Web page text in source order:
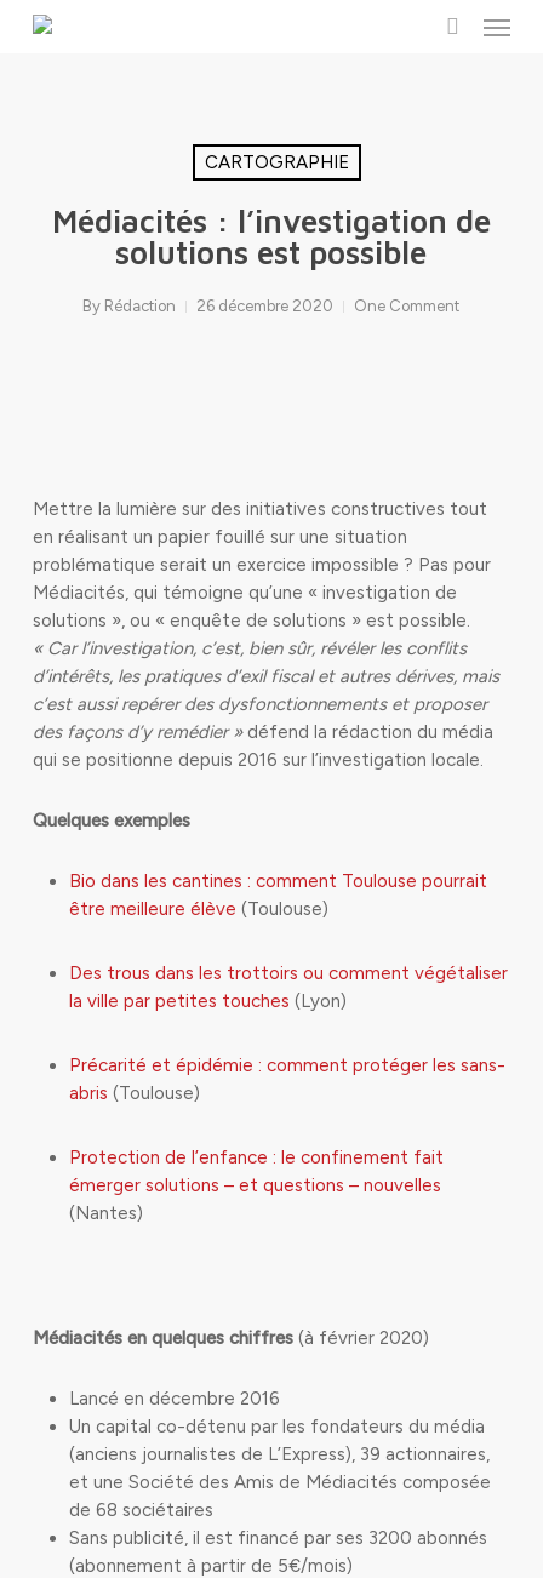
Menu
CARTOGRAPHIE
Médiacités : l’investigation de
solutions est possible
By Rédaction 26 décembre 2020 One Comment
Mettre la lumière sur des initiatives constructives tout
en réalisant un papier fouillé sur une situation
problématique serait un exercice impossible ? Pas pour
Médiacités, qui témoigne qu’une « investigation de
solutions », ou « enquête de solutions » est possible.
« Car l’investigation, c’est, bien sûr, révéler les conflits
d’intérêts, les pratiques d’exil fiscal et autres dérives, mais
c’est aussi repérer des dysfonctionnements et proposer
des façons d’y remédier »défend la rédaction du média
qui se positionne depuis 2016 sur l’investigation locale.
Quelques exemples
Bio dans les cantines : comment Toulouse pourrait
être meilleure élève (Toulouse)
Des trous dans les trottoirs ou comment végétaliser
la ville par petites touches (Lyon)
Précarité et épidémie : comment protéger les sans-
abris (Toulouse)
Protection de l’enfance : le confinement fait
émerger solutions – et questions – nouvelles
(Nantes)
Médiacités en quelques chiffres(à février 2020)
Lancé en décembre 2016
Un capital co-détenu par les fondateurs du média
(anciens journalistes de L’Express), 39 actionnaires,
et une Société des Amis de Médiacités composée
de 68 sociétaires
Sans publicité, il est financé par ses 3200 abonnés
(abonnement à partir de 5€/mois)